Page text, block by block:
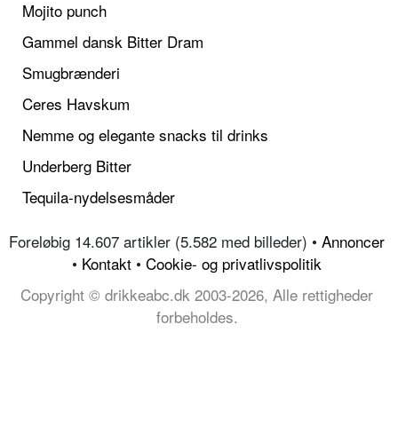
Mojito punch
Gammel dansk Bitter Dram
Smugbrænderi
Ceres Havskum
Nemme og elegante snacks til drinks
Underberg Bitter
Tequila-nydelsesmåder
Foreløbig 14.607 artikler (5.582 med billeder) • Annoncer
• Kontakt • Cookie- og privatlivspolitik
Copyright © drikkeabc.dk 2003-2026, Alle rettigheder
forbeholdes.